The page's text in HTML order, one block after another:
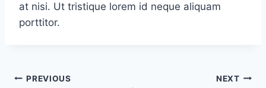
at nisi. Ut tristique lorem id neque aliquam
porttitor.
Post
PREVIOUS NEXT